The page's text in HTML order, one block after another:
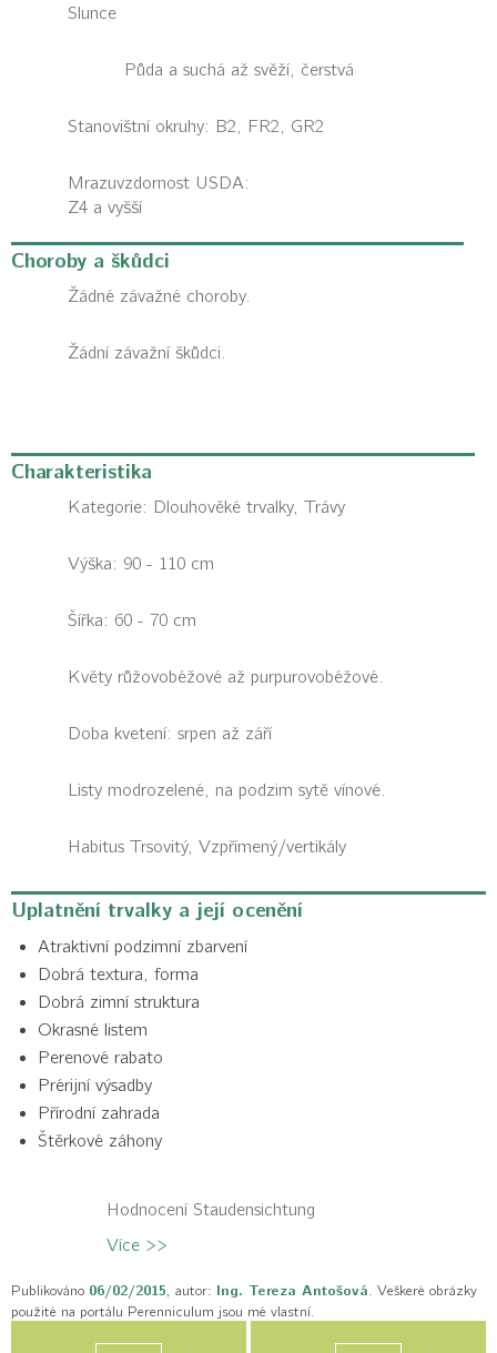
Slunce
Půda a suchá až svěží, čerstvá
Stanovištní okruhy: B2, FR2, GR2
Mrazuvzdornost USDA:
Z4 a vyšší
Choroby a škůdci
Žádné závažné choroby.
Žádní závažní škůdci.
Charakteristika
Kategorie: Dlouhověké trvalky, Trávy
Výška: 90 - 110 cm
Šířka: 60 - 70 cm
Květy růžovobéžové až purpurovobéžové.
Doba kvetení: srpen až září
Listy modrozelené, na podzim sytě vínové.
Habitus Trsovitý, Vzpřímený/vertikály
Uplatnění trvalky a její ocenění
Atraktivní podzimní zbarvení
Dobrá textura, forma
Dobrá zimní struktura
Okrasné listem
Perenové rabato
Prérijní výsadby
Přírodní zahrada
Štěrkové záhony
Hodnocení Staudensichtung
Více >>
Publikováno 06/02/2015, autor: Ing. Tereza Antošová. Veškeré obrázky
použité na portálu Perenniculum jsou mé vlastní.